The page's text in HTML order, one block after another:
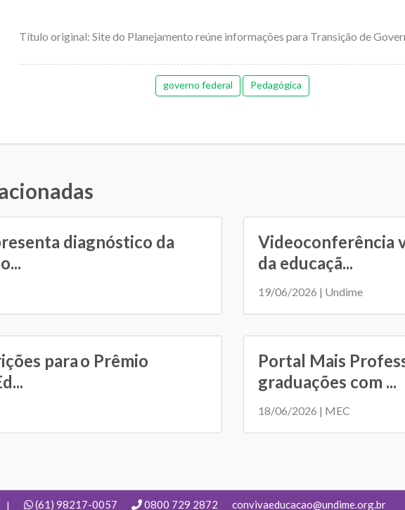
Título original: Site do Planejamento reúne informações para Transição de
governo federal Pedagógica
diagnóstico da
Videoconferência
da educaçã...
19/06/2026 | Undime
para o Prêmio
Portal Mais
graduações com ...
18/06/2026 | MEC
| (61) 98217-0057 0800 729 2872 convivaeducacao@undime.org.br